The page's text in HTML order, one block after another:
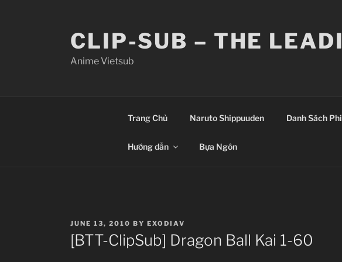
CLIP-SUB – THE
Anime Vietsub
Trang Chủ Naruto Shippuuden Danh Sách
Hướng dẫn Bựa Ngôn
POSTED
ON
JUNE 13, 2010 BY EXODIAV
[BTT-ClipSub] Dragon Ball Kai 1-60